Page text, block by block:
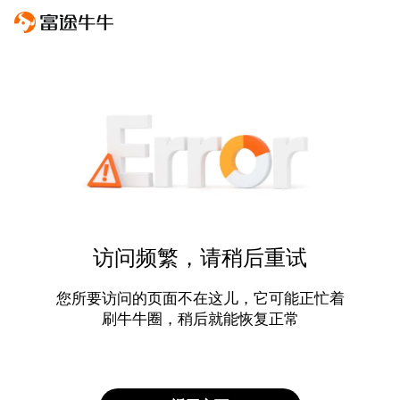
访问频繁，请稍后重试
您所要访问的页面不在这儿，它可能正忙着
刷牛牛圈，稍后就能恢复正常